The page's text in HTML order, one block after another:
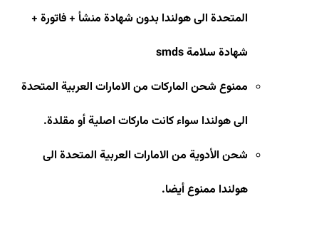
المتحدة الى هولندا بدون شهادة منشأ + فاتورة +
شهادة سلامةsmds
ممنوع شحن الماركات من الامارات العربية المتحدة
الى هولندا سواء كانت ماركات اصلية أو مقلدة.
شحن الأدوية من الامارات العربية المتحدة الى
هولندا ممنوع أيضا.